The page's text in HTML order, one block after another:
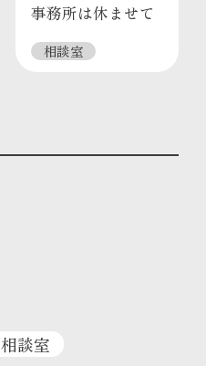
事務所は休ませて
いただきます
相談室
相談室